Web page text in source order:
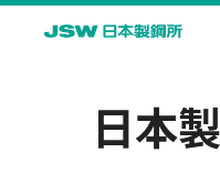
製品
日本